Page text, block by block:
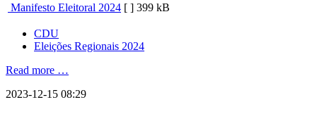
Manifesto Eleitoral 2024 [ ] 399 kB
CDU
Eleições Regionais 2024
Read more …
2023-12-15 08:29